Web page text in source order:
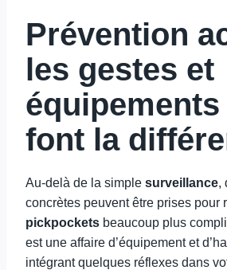
Prévention
les gestes et
font la
Au-delà de la simple surveillance,
concrètes peuvent être prises pour
pickpockets beaucoup plus
est une affaire d’équipement et
intégrant quelques réflexes dans